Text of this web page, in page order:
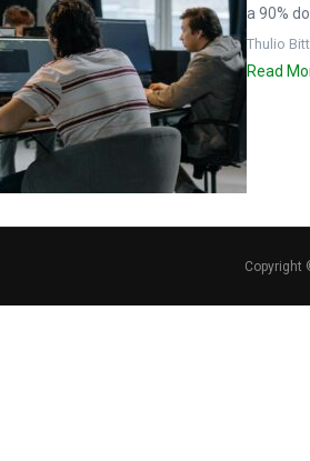
a 90%
Thulio
Read
Copyright